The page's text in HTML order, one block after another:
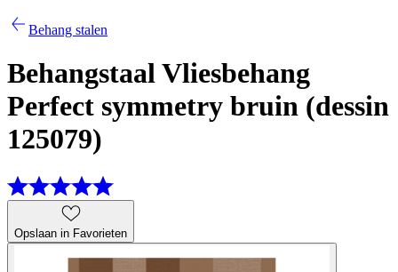
Behang stalen
Behangstaal Vliesbehang
Perfect symmetry bruin (dessin
125079)
Opslaan in Favorieten